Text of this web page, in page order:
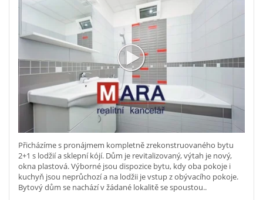
Přicházíme s pronájmem kompletně zrekonstruovaného bytu
2+1 s lodžií a sklepní kójí. Dům je revitalizovaný, výtah je nový,
okna plastová. Výborné jsou dispozice bytu, kdy oba pokoje i
kuchyň jsou neprůchozí a na lodžii je vstup z obývacího pokoje.
Bytový dům se nachází v žádané lokalitě se spoustou..